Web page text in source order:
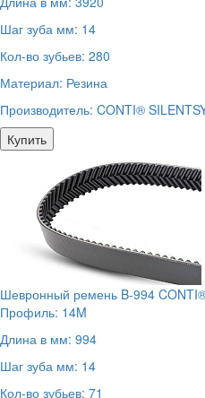
Шаг зуба мм: 14
Кол-во зубьев: 280
Материал: Резина
Производитель: CONTI®
Купить
Шевронный ремень B-994
Профиль: 14M
Длина в мм: 994
Шаг зуба мм: 14
Кол-во зубьев: 71